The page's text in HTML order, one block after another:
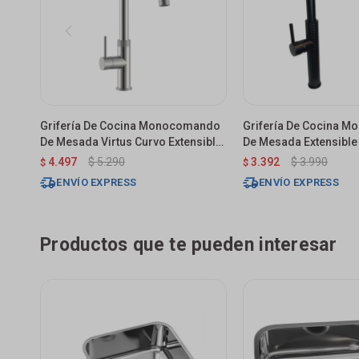
Grifería De Cocina Monocomando
De Mesada Virtus Curvo Extensible
Satinado
$ 4.497 $5.290
ENVÍO EXPRESS
Grifería De Cocina
De Mesada
Texturizada
$ 3.392 $3.990
ENVÍO EXPRESS
Productos que te pueden interesar